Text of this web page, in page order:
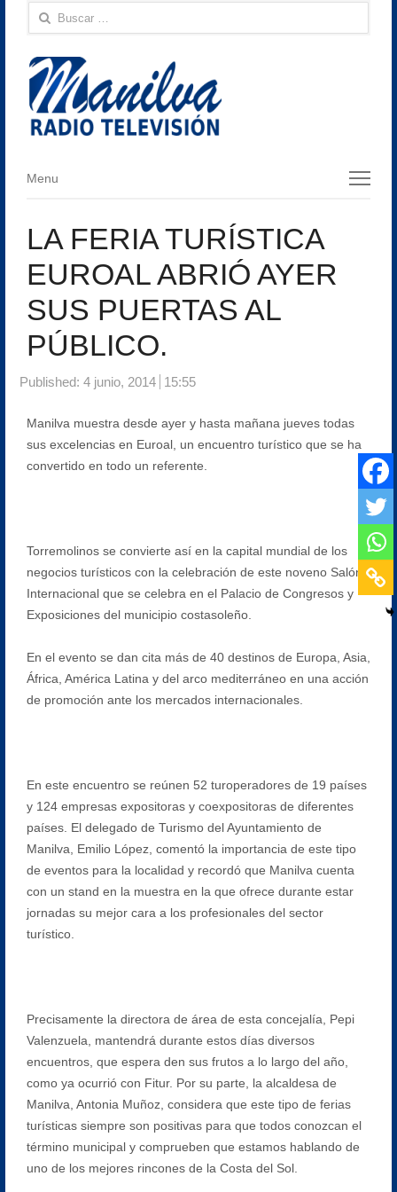
Buscar:
Menu
Menu
LA FERIA TURÍSTICA
EUROAL ABRIÓ AYER
SUS PUERTAS AL
PÚBLICO.
Published: 4 junio, 2014 15:55
Manilva muestra desde ayer y hasta mañana jueves todas
sus excelencias en Euroal, un encuentro turístico que se ha
convertido en todo un referente.
Torremolinos se convierte así en la capital mundial de los
negocios turísticos con la celebración de este noveno Salón
Internacional que se celebra en el Palacio de Congresos y
Exposiciones del municipio costasoleño.
En el evento se dan cita más de 40 destinos de Europa, Asia,
África, América Latina y del arco mediterráneo en una acción
de promoción ante los mercados internacionales.
En este encuentro se reúnen 52 turoperadores de 19 países
y 124 empresas expositoras y coexpositoras de diferentes
países. El delegado de Turismo del Ayuntamiento de
Manilva, Emilio López, comentó la importancia de este tipo
de eventos para la localidad y recordó que Manilva cuenta
con un stand en la muestra en la que ofrece durante estar
jornadas su mejor cara a los profesionales del sector
turístico.
Precisamente la directora de área de esta concejalía, Pepi
Valenzuela, mantendrá durante estos días diversos
encuentros, que espera den sus frutos a lo largo del año,
como ya ocurrió con Fitur. Por su parte, la alcaldesa de
Manilva, Antonia Muñoz, considera que este tipo de ferias
turísticas siempre son positivas para que todos conozcan el
término municipal y comprueben que estamos hablando de
uno de los mejores rincones de la Costa del Sol.